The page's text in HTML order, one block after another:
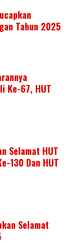
Tahun 2025
Ke-67, HUT
Selamat HUT
130 Dan HUT
Selamat